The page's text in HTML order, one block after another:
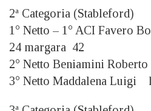
2ª Categoria (Stableford)
1° Netto – 1° ACI Favero
24 margara 42
2° Netto Beniamini
3° Netto Maddalena Luigi